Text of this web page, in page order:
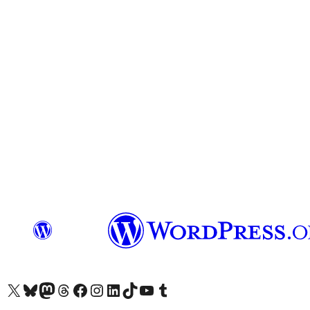
Visit our X (formerly Twitter) account
हमारे बलुस्की खाते पर जाएँVisit our Mastodon account
हमारे थ्रेड्स अकाउंट पर जाएंहमारे फेसबुक पेज पर जाएँहमारे इंस्टाग्राम अकाउंट पर जाएंहमारे लिंक्डइन खाते पर जाएँहमारे टिकटॉक खाते पर जाएँहमारे यूट्यूब चैनल पर जाएंहमारे Tumblr खाते पर जाएँ